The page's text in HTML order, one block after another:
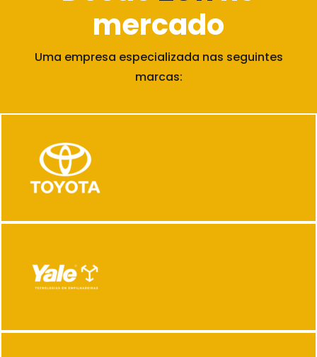
mercado
Uma empresa especializada nas seguintes
marcas: